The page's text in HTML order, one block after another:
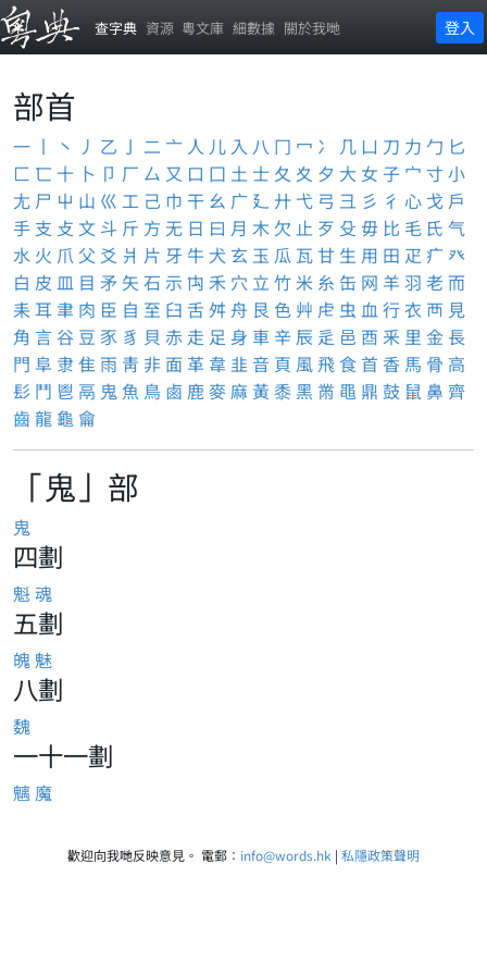
查字典 資源 粵文庫 細數據 關於我哋 登入
部首
一 丨 丶 丿 乙 亅 二 亠 人 儿 入 八 冂 冖 冫 几 凵 刀 力 勹 匕
匚 匸 十 卜 卩 厂 厶 又 口 囗 土 士 夂 夊 夕 大 女 子 宀 寸小
尢 尸 屮 山 巛 工 己 巾 干 幺 广 廴廾 弋 弓 彐 彡 彳 心 戈 戶
手 支 攴 文 斗 斤 方 无 日 曰 月 木欠 止 歹 殳 毋 比 毛 氏 气
水 火 爪 父 爻 爿 片 牙 牛 犬 玄 玉 瓜 瓦甘 生 用 田 疋 疒 癶
白 皮 皿 目 矛 矢 石 示 禸 禾 穴 立 竹米 糸 缶 网 羊 羽 老 而
耒 耳 聿 肉 臣 自 至 臼 舌舛舟 艮 色 艸 虍 虫 血行衣 襾 見
角 言 谷 豆 豕 豸 貝 赤 走 足 身 車 辛 辰 辵 邑 酉 釆 里 金 長
門 阜 隶 隹雨 靑 非 面 革 韋 韭 音 頁 風飛食首 香 馬 骨 高
髟 鬥 鬯 鬲 鬼 魚 鳥 鹵 鹿麥麻 黃 黍 黑 黹 黽鼎 鼓 鼠 鼻 齊
齒龍 龜 龠
「鬼」部
鬼
四劃
魁 魂
五劃
魄 魅
八劃
魏
一十一劃
魑 魔
歡迎向我哋反映意見。 電郵： info@words.hk | 私隱政策聲明